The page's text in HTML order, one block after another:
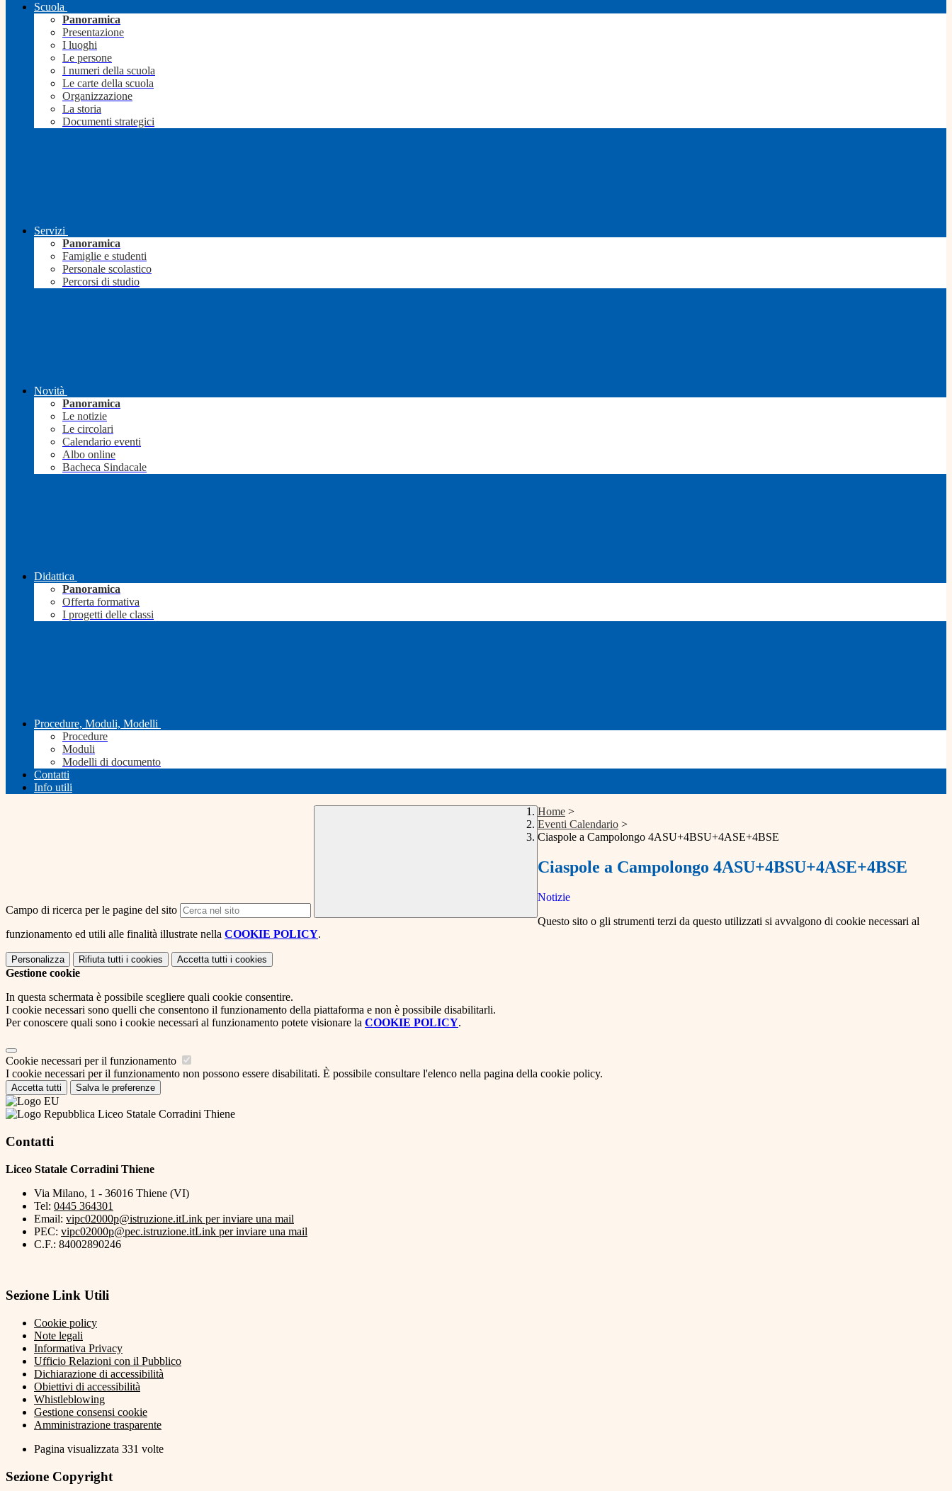
Scuola
Panoramica
Presentazione
I luoghi
Le persone
I numeri della scuola
Le carte della scuola
Organizzazione
La storia
Documenti strategici
Servizi
Panoramica
Famiglie e studenti
Personale scolastico
Percorsi di studio
Novità
Panoramica
Le notizie
Le circolari
Calendario eventi
Albo online
Bacheca Sindacale
Didattica
Panoramica
Offerta formativa
I progetti delle classi
Procedure, Moduli, Modelli
Procedure
Moduli
Modelli di documento
Contatti
Info utili
Campo di ricerca per le pagine del sito
Home >
Eventi Calendario >
Ciaspole a Campolongo 4ASU+4BSU+4ASE+4BSE
Ciaspole a Campolongo 4ASU+4BSU+4ASE+4BSE
Notizie
Questo sito o gli strumenti terzi da questo utilizzati si avvalgono di cookie necessari al
funzionamento ed utili alle finalità illustrate nella COOKIE POLICY.
Personalizza Rifiuta tutti i cookies Accetta tutti i cookies
Gestione cookie
In questa schermata è possibile scegliere quali cookie consentire.
I cookie necessari sono quelli che consentono il funzionamento della piattaforma e non è possibile disabilitarli.
Per conoscere quali sono i cookie necessari al funzionamento potete visionare la COOKIE POLICY.
Cookie necessari per il funzionamento
I cookie necessari per il funzionamento non possono essere disabilitati. È possibile consultare l'elenco nella pagina della cookie policy.
Accetta tutti Salva le preferenze
Liceo Statale Corradini Thiene
Contatti
Liceo Statale Corradini Thiene
Via Milano, 1 - 36016 Thiene (VI)
Tel: 0445 364301
Email: vipc02000p@istruzione.itLink per inviare una mail
PEC: vipc02000p@pec.istruzione.itLink per inviare una mail
C.F.: 84002890246
Sezione Link Utili
Cookie policy
Note legali
Informativa Privacy
Ufficio Relazioni con il Pubblico
Dichiarazione di accessibilità
Obiettivi di accessibilità
Whistleblowing
Gestione consensi cookie
Amministrazione trasparente
Pagina visualizzata 331 volte
Sezione Copyright